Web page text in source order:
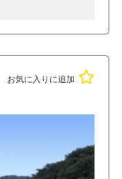
お気に入りに追加